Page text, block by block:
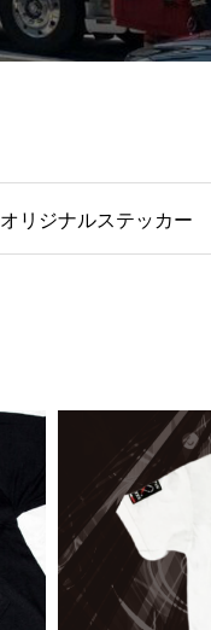
オリジナルステッカー